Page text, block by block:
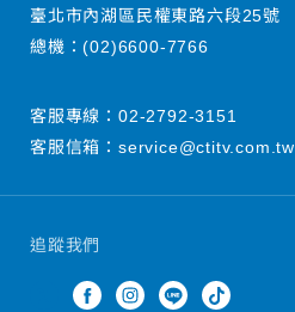
追蹤我們
臺北市內湖區民權東路六段25號
總機：(02)6600-7766
客服專線： 02-2792-3151
客服信箱： service@ctitv.com.tw